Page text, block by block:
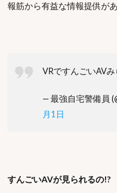
報筋から有益な情報提供があ
VRですんごいAV
— 最強自宅警備員
月1日
すんごいAVが見られるの!?